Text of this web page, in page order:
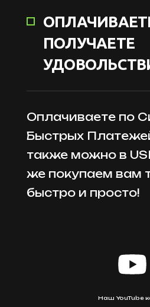
ПОЛУЧАЕТЕ
Оплачиваете по
Быстрых
также можно в
же покупаем вам
быстро и просто!
Наш YouTube